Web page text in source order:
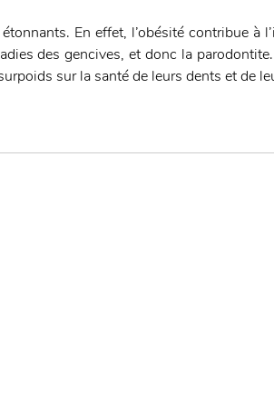
En effet, l’obésité contribue à
des gencives, et donc la
sur la santé de leurs dents et de